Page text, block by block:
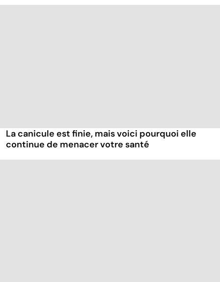
La canicule est finie, mais voici pourquoi elle
continue de menacer votre santé